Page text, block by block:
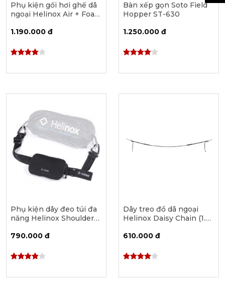
Phụ kiện gối hơi ghế dã
ngoại Helinox Air + Foam
1.190.000 đ
Bàn xếp gọn Soto Field
Hopper ST-630
1.250.000 đ
Phụ kiện dây đeo túi đa
năng Helinox Shoulder
790.000 đ
Dây treo đồ dã ngoại
Helinox Daisy Chain (1.5 -
610.000 đ